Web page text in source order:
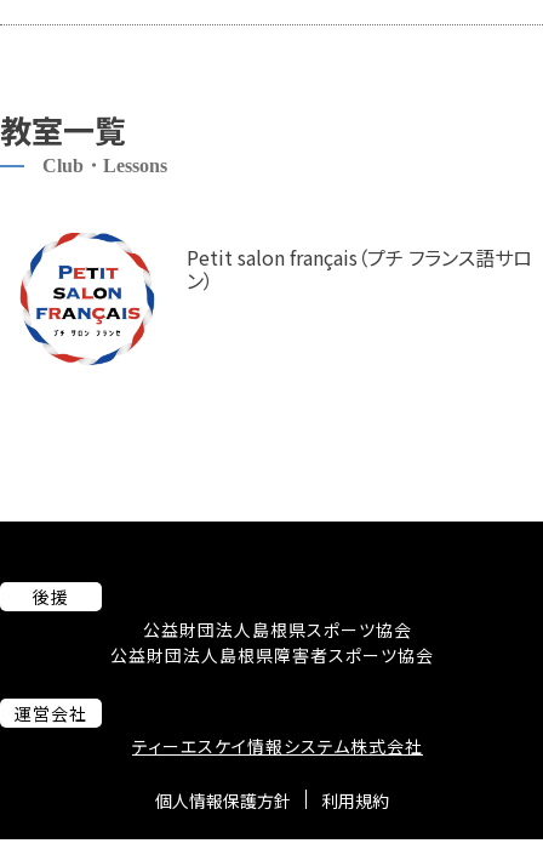
教室一覧
Club・Lessons
Petit salon français（プチ フランス語サロ
ン）
後援
公益財団法人島根県スポーツ協会
公益財団法人島根県障害者スポーツ協会
運営会社
ティーエスケイ情報システム株式会社
個人情報保護方針 利用規約